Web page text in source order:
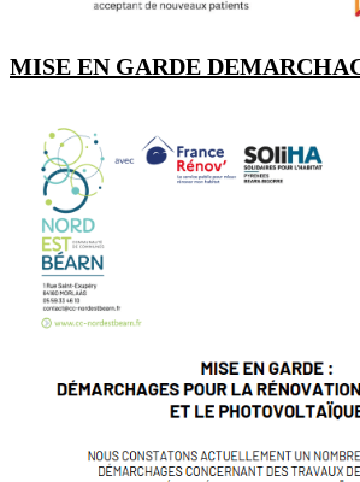
MISE EN GARDE